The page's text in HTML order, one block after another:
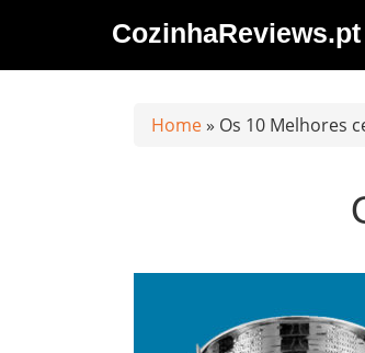
contenido
CozinhaReviews.pt
Home » Os 10 Melhores